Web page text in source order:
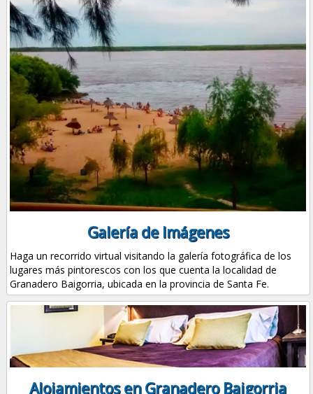
Galería de Imágenes
Haga un recorrido virtual visitando la galería fotográfica de los
lugares más pintorescos con los que cuenta la localidad de
Granadero Baigorria, ubicada en la provincia de Santa Fe.
Alojamientos en Granadero Baigorria